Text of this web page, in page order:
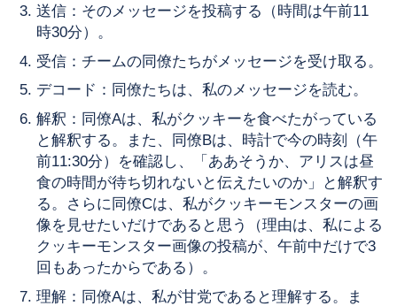
送信：そのメッセージを投稿する（時間は午前11
時30分）。
受信：チームの同僚たちがメッセージを受け取る。
デコード：同僚たちは、私のメッセージを読む。
解釈：同僚Aは、私がクッキーを食べたがっている
と解釈する。また、同僚Bは、時計で今の時刻（午
前11:30分）を確認し、「ああそうか、アリスは昼
食の時間が待ち切れないと伝えたいのか」と解釈す
る。さらに同僚Cは、私がクッキーモンスターの画
像を見せたいだけであると思う（理由は、私による
クッキーモンスター画像の投稿が、午前中だけで3
回もあったからである）。
理解：同僚Aは、私が甘党であると理解する。ま